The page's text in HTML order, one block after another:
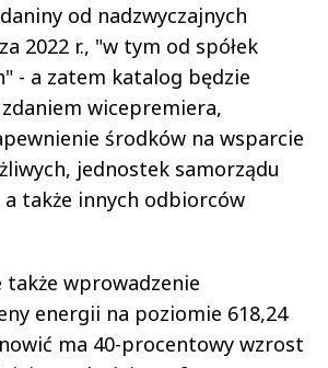
od nadzwyczajnych
2022 r., "w tym od spółek
- a zatem katalog będzie
wicepremiera,
środków na wsparcie
jednostek samorządu
także innych odbiorców
wprowadzenie
energii na poziomie 618,24
ma 40-procentowy wzrost